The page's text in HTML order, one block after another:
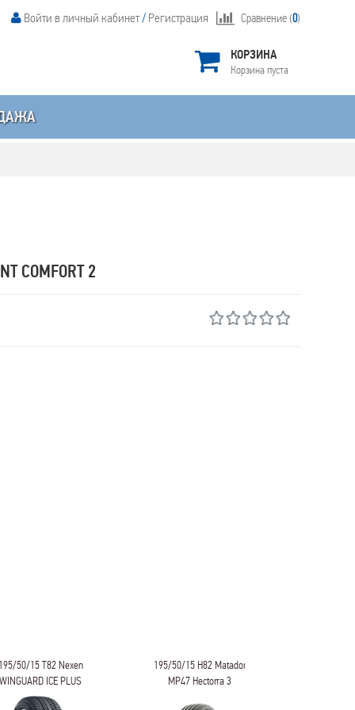
Сравнение (0)
Войти в личный кабинет/ Регистрация
КОРЗИНА
Корзина пуста
COMFORT 2
195/50/15 T82 Nexen
WINGUARD ICE PLUS
195/50/15 H82 Matador
MP47 Hectorra 3